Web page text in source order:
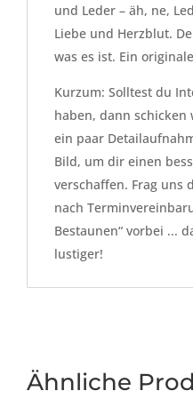
und Leder – äh, ne,
Liebe und Herzblut.
was es ist. Ein
Kurzum: Solltest du
haben, dann
ein paar
Bild, um dir einen
verschaffen. Frag uns
nach
Bestaunen“ vorbei ...
lustiger!
Ähnliche